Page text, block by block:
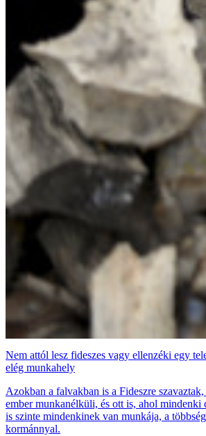
Nem attól lesz fideszes vagy ellenzéki egy
elég munkahely
Azokban a falvakban is a Fideszre
ember munkanélküli, és ott is, ahol mindenki
is szinte mindenkinek van munkája, a
kormánnyal.